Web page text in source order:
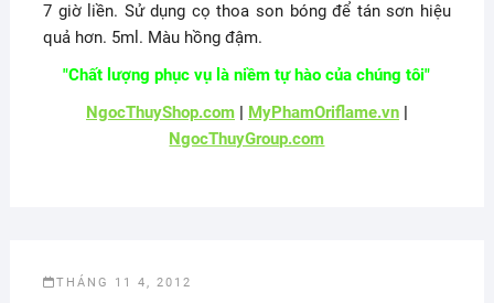
7 giờ liền. Sử dụng cọ thoa son bóng để tán sơn hiệu
quả hơn. 5ml. Màu hồng đậm.
"Chất lượng phục vụ là niềm tự hào của chúng tôi"
NgocThuyShop.com| MyPhamOriflame.vn|
NgocThuyGroup.com
THÁNG 11 4, 2012